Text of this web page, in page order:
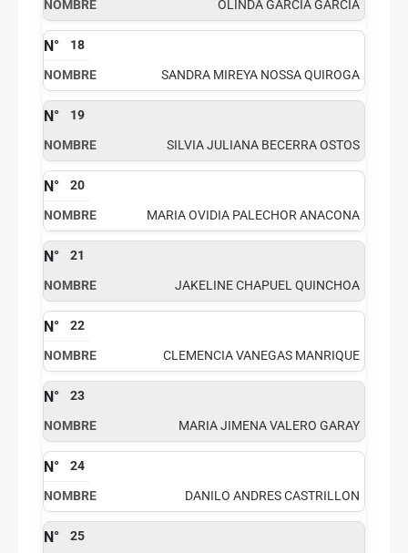
OLINDA GARCIA GARCIA
18
SANDRA MIREYA NOSSA QUIROGA
19
SILVIA JULIANA BECERRA OSTOS
20
MARIA OVIDIA PALECHOR ANACONA
21
JAKELINE CHAPUEL QUINCHOA
22
CLEMENCIA VANEGAS MANRIQUE
23
MARIA JIMENA VALERO GARAY
24
DANILO ANDRES CASTRILLON
25